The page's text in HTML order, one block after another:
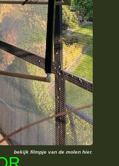
bekijk filmpje van de molen hier.